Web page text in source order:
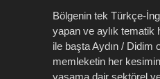
Bölgenin tek Türkçe-
yapan ve aylık tematik
ile başta Aydın / Didim
memleketin her
yaşama dair sektörel